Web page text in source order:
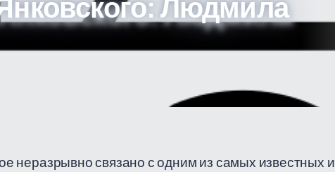
Людмила
неразрывно связано с одним из самых известных и